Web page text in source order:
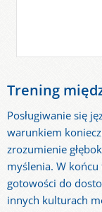
Trening
Posługiwanie się
warunkiem
zrozumienie
myślenia. W
gotowości do
innych kulturach